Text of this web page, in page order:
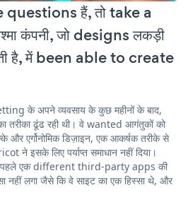
questions हैं, तो take a
कंपनी, जो designs लकड़ी
है, में been able to create
के अपने व्यवसाय के कुछ महीनों के बाद,
ढूंढ रही थी। वे wanted आगंतुकों को
और एर्गोनोमिक डिज़ाइन, एक आकर्षक तरीके से
ने इसके लिए पर्याप्त समाधान नहीं दिया।
पहले एक different third-party apps की
नहीं लगा जैसे कि वे साइट का एक हिस्सा थे, और